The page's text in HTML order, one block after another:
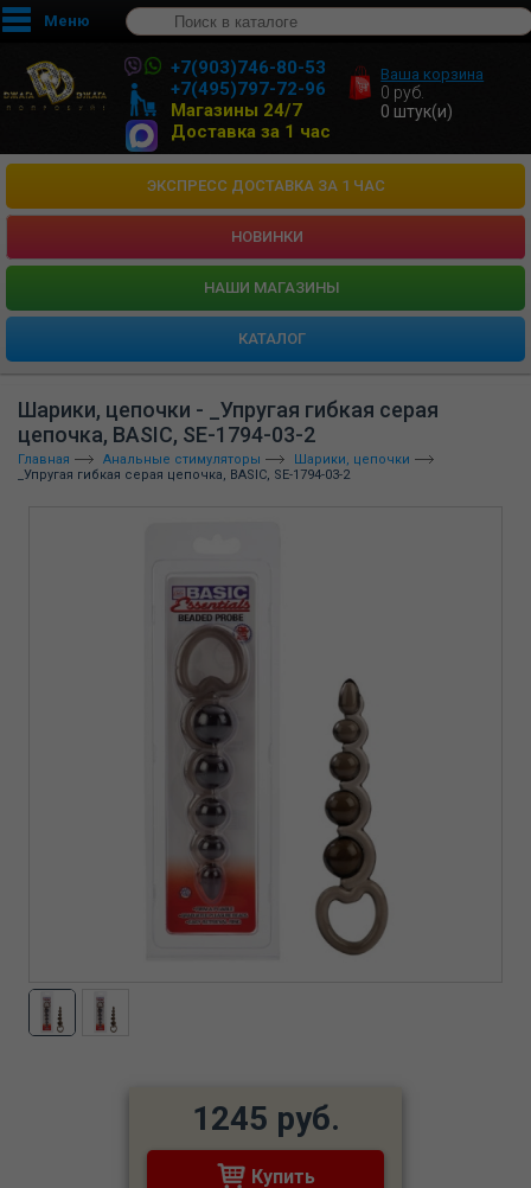
Меню
+7(903)746-80-53
+7(495)797-72-96
Магазины 24/7
Доставка за 1 час
Ваша корзина
0 руб.
0 штук(и)
ЭКСПРЕСС ДОСТАВКА ЗА 1 ЧАС
НОВИНКИ
HАШИ МАГАЗИНЫ
КАТАЛОГ
Шарики, цепочки - _Упругая гибкая серая
цепочка, BASIC, SE-1794-03-2
Главная Анальные стимуляторы
Шарики, цепочки
_Упругая гибкая серая цепочка, BASIC, SE-1794-03-2
1245 руб.
Купить